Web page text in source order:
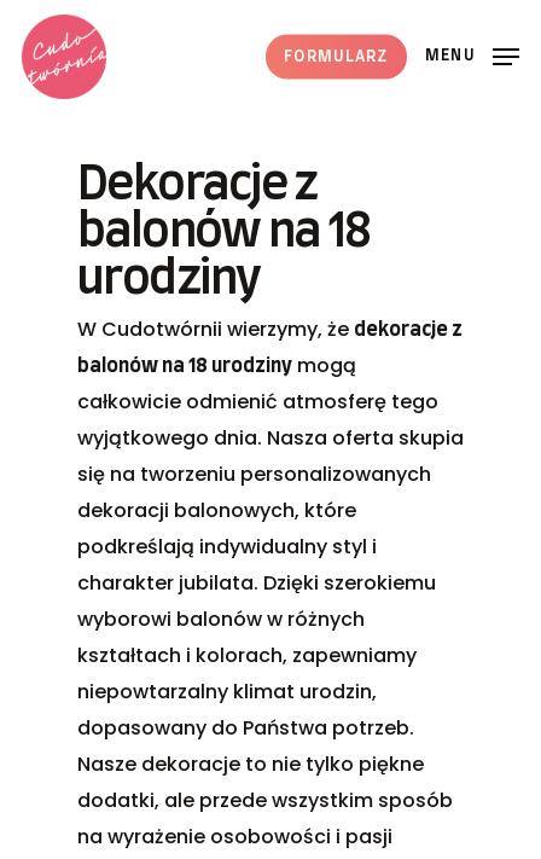
Skip
main
FORMULARZ MENU
Dekoracje z
balonów na 18
urodziny
W Cudotwórnii wierzymy, że dekoracje z
balonów na 18 urodziny mogą
całkowicie odmienić atmosferę tego
wyjątkowego dnia. Nasza oferta skupia
się na tworzeniu personalizowanych
dekoracji balonowych, które
podkreślają indywidualny styl i
charakter jubilata. Dzięki szerokiemu
wyborowi balonów w różnych
kształtach i kolorach, zapewniamy
niepowtarzalny klimat urodzin,
dopasowany do Państwa potrzeb.
Nasze dekoracje to nie tylko piękne
dodatki, ale przede wszystkim sposób
na wyrażenie osobowości i pasji